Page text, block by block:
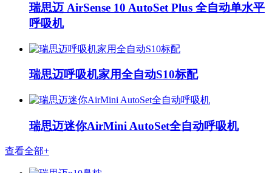
瑞思迈 AirSense 10 AutoSet Plus 全自动单水平
呼吸机
瑞思迈呼吸机家用全自动S10标配
瑞思迈迷你AirMini AutoSet全自动呼吸机
查看全部+